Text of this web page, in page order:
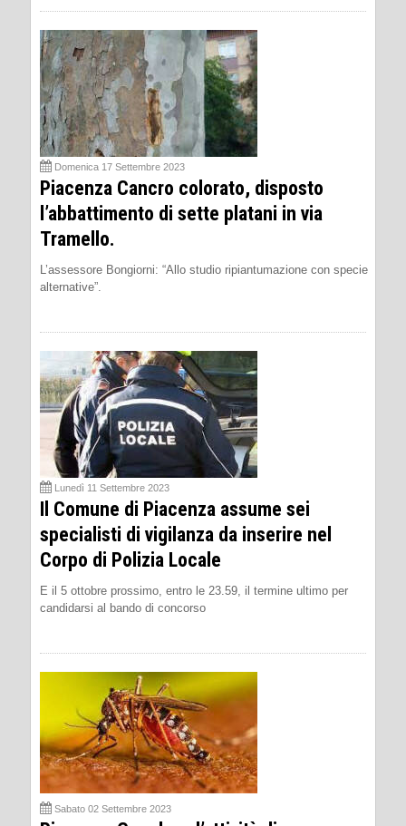
Domenica 17 Settembre 2023
Piacenza Cancro colorato, disposto
l’abbattimento di sette platani in via
Tramello.
L’assessore Bongiorni: “Allo studio ripiantumazione con specie
alternative”.
Lunedì 11 Settembre 2023
Il Comune di Piacenza assume sei
specialisti di vigilanza da inserire nel
Corpo di Polizia Locale
E il 5 ottobre prossimo, entro le 23.59, il termine ultimo per
candidarsi al bando di concorso
Sabato 02 Settembre 2023